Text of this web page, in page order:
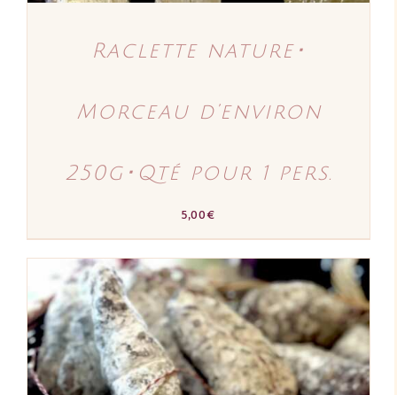
Raclette nature･
Morceau d’environ
250g･Qté pour 1 pers.
5,00€